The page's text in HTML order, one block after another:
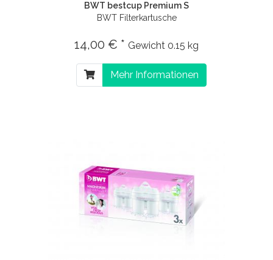
BWT bestcup Premium S
BWT Filterkartusche
14,00 € * Gewicht 0.15 kg
Mehr Informationen